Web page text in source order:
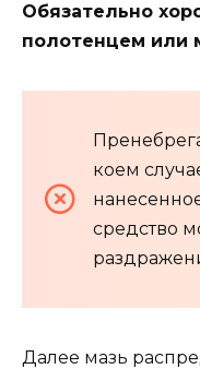
Обязательно
полотенцем или
коем
средство
Далее мазь